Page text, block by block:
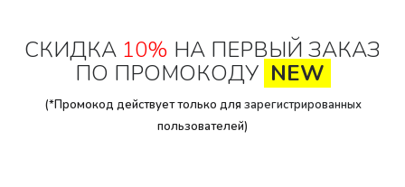
СКИДКА 10% НА ПЕРВЫЙ ЗАКАЗ
ПО ПРОМОКОДУ NEW
(*Промокод действует только для зарегистрированных
пользователей)